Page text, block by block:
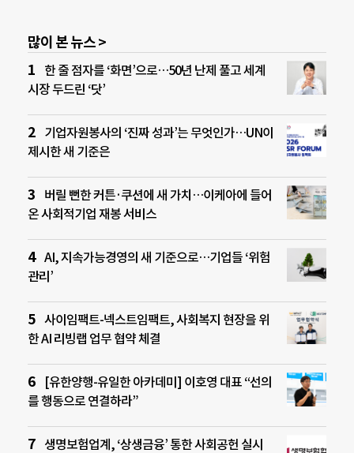
많이 본 뉴스 >
한 줄 점자를 ‘화면’으로…50년 난제 풀고 세계
시장 두드린 ‘닷’
기업자원봉사의 ‘진짜 성과’는 무엇인가…UN이
제시한 새 기준은
버릴 뻔한 커튼·쿠션에 새 가치…이케아에 들어
온 사회적기업 재봉 서비스
AI, 지속가능경영의 새 기준으로…기업들 ‘위험
관리’
사이임팩트-넥스트임팩트, 사회복지 현장을 위
한 AI 리빙랩 업무 협약 체결
[유한양행-유일한 아카데미] 이호영 대표 “선의
를 행동으로 연결하라”
생명보험업계, ‘상생금융’ 통한 사회공헌 실시